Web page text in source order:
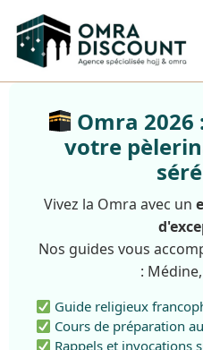
Omra 2026
votre
Vivez la Omra avec un
Nos guides vous
:
Guide religieux
Cours de préparation
Rappels et invocations